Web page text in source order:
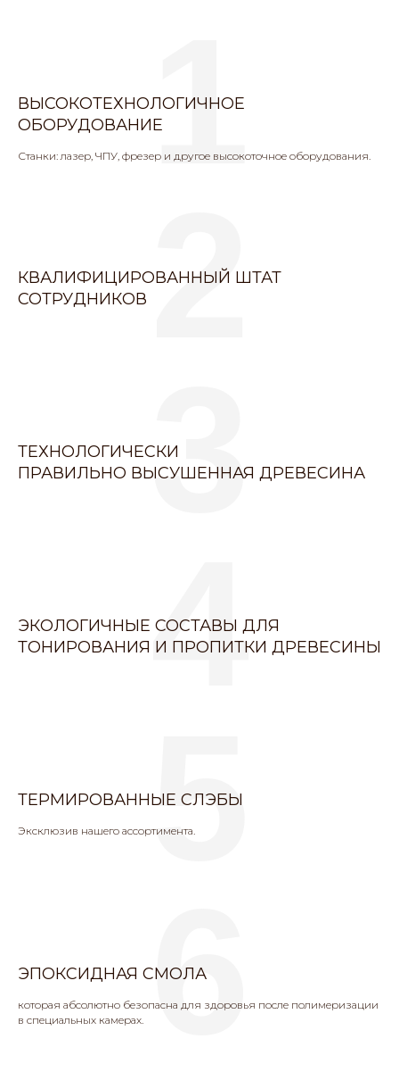
ВЫСОКОТЕХНОЛОГИЧНОЕ
ОБОРУДОВАНИЕ
Станки: лазер, ЧПУ, фрезер и другое высокоточное оборудования.
1
КВАЛИФИЦИРОВАННЫЙ ШТАТ
СОТРУДНИКОВ 2
ТЕХНОЛОГИЧЕСКИ
ПРАВИЛЬНО ВЫСУШЕННАЯ ДРЕВЕСИНА
3
ЭКОЛОГИЧНЫЕ СОСТАВЫ ДЛЯ
ТОНИРОВАНИЯ И ПРОПИТКИ ДРЕВЕСИНЫ
4
ТЕРМИРОВАННЫЕ СЛЭБЫ
Эксклюзив нашего ассортимента.5
ЭПОКСИДНАЯ СМОЛА
которая абсолютно безопасна для здоровья после полимеризации
в специальных камерах.
6